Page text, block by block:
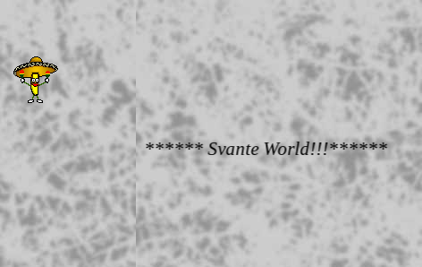
****** Svante World!!!******